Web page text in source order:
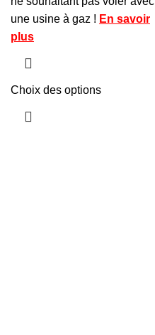
une usine à gaz ! En savoir
plus
Choix des options